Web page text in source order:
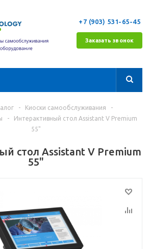
+7 (903) 531-65-45
Заказать звонок
- Киоски самообслуживания
-
-
Интерактивный стол Assistant V Premium
55"
стол Assistant V Premium
55"